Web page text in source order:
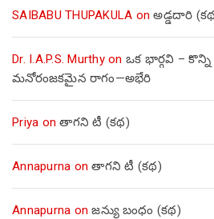
SAIBABU THUPAKULA onఅడ్డదారి
Dr. I.A.P.S. Murthyon ఒక భార్గవి –
మనోరంజకమైన రాగం—అభేరి
Priya onతాగని టీ (కథ)
Annapurna onతాగని టీ (కథ)
Annapurna onజన్యు బంధం (కథ)